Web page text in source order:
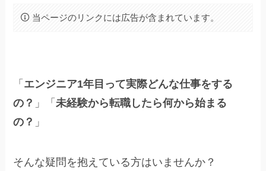
当ページのリンクには広告が含まれています。
「 エンジニア1年目って実際どんな仕事をする
の？ 」「 未経験から転職したら何から始まる
の？ 」
そんな疑問を抱えている方はいませんか？